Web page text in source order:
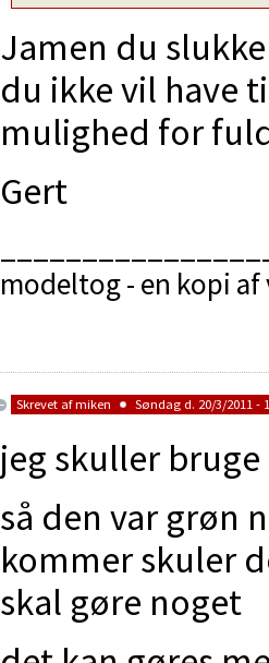
Jamen du
du ikke vil have
mulighed for
Gert
modeltog - en kopi
Skrevet afmiken Søndag d. 20/3/2011 -
jeg skuller
så den var grøn
kommer skuler
skal gøre noget